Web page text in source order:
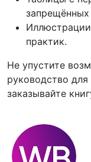
практик.
Не упустите
руководство
заказывайте